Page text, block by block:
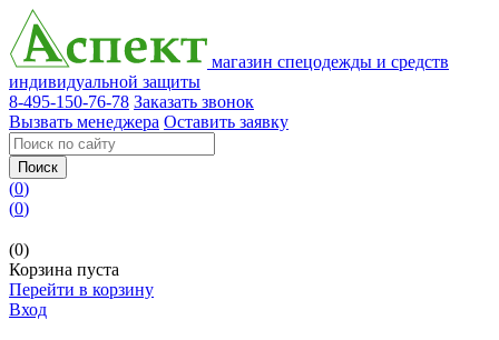
магазин спецодежды и средств
индивидуальной защиты
8-495-150-76-78 Заказать звонок
Вызвать менеджера Оставить заявку
Поиск
(0)
(0)
(0)
Корзина пуста
Перейти в корзину
Вход